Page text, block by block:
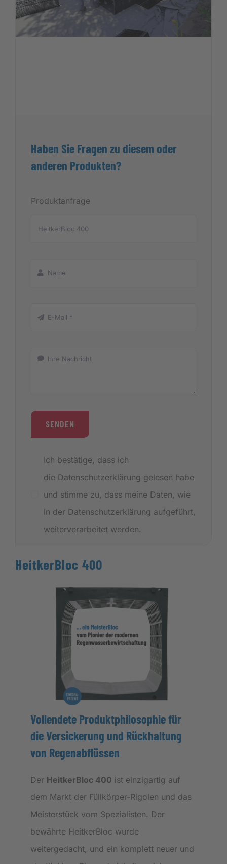
Haben Sie Fragen zu diesem oder
anderen Produkten?
Produktanfrage
SENDEN
Ich bestätige, dass ich
die Datenschutzerklärung gelesen habe
und stimme zu, dass meine Daten, wie
in der Datenschutzerklärung aufgeführt,
weiterverarbeitet werden.
HeitkerBloc 400
Vollendete Produktphilosophie für
die Versickerung und Rückhaltung
von Regenabflüssen
Der HeitkerBloc 400 ist einzigartig auf
dem Markt der Füllkörper-Rigolen und das
Meisterstück vom Spezialisten. Der
bewährte HeitkerBloc wurde
weitergedacht, und ein komplett neuer und